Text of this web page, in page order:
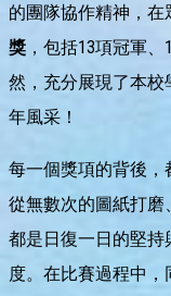
的團隊協作精神，
獎 ，包括13項冠軍
然，充分展現了本
年風采！
每一個獎項的背後
從無數次的圖紙打
都是日復一日的堅
度。在比賽過程中，